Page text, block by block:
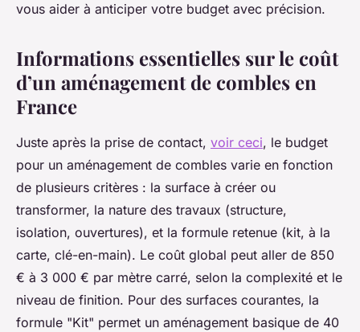
vous aider à anticiper votre budget avec précision.
Informations essentielles sur le coût
d’un aménagement de combles en
France
Juste après la prise de contact, voir ceci, le budget
pour un aménagement de combles varie en fonction
de plusieurs critères : la surface à créer ou
transformer, la nature des travaux (structure,
isolation, ouvertures), et la formule retenue (kit, à la
carte, clé-en-main). Le coût global peut aller de 850
€ à 3 000 € par mètre carré, selon la complexité et le
niveau de finition. Pour des surfaces courantes, la
formule "Kit" permet un aménagement basique de 40